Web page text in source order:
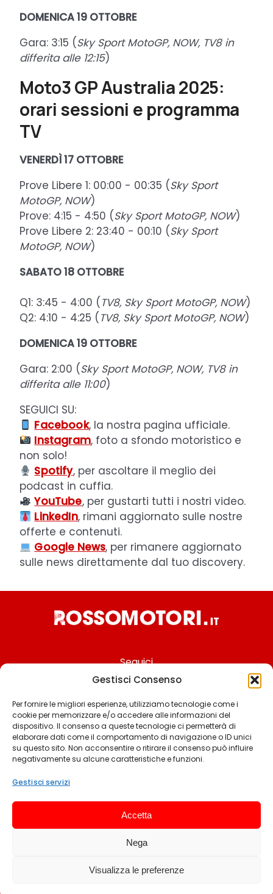
Gestisci Consenso
Per fornire le migliori esperienze, utilizziamo tecnologie come i
cookie per memorizzare e/o accedere alle informazioni del
dispositivo. Il consenso a queste tecnologie ci permetterà di
elaborare dati come il comportamento di navigazione o ID unici
su questo sito. Non acconsentire o ritirare il consenso può influire
negativamente su alcune caratteristiche e funzioni.
Gestisci servizi
Accetta
Nega
Visualizza le preferenze
DOMENICA19 OTTOBRE
Gara: 3:15 (Sky Sport MotoGP, NOW, TV8 in
differita alle 12:15)
Moto3 GP Australia 2025:
orari sessioni e programma
TV
VENERDÌ17 OTTOBRE
Prove Libere 1: 00:00 - 00:35 (Sky Sport
MotoGP, NOW)
Prove: 4:15 - 4:50 (Sky Sport MotoGP, NOW)
Prove Libere 2: 23:40 - 00:10 (Sky Sport
MotoGP, NOW)
SABATO18 OTTOBRE
Q1: 3:45 - 4:00 ( TV8, Sky Sport MotoGP, NOW)
Q2: 4:10 - 4:25 ( TV8, Sky Sport MotoGP, NOW)
DOMENICA19 OTTOBRE
Gara: 2:00 (Sky Sport MotoGP, NOW, TV8 in
differita alle 11:00)
SEGUICI SU:
Facebook, la nostra pagina ufficiale.
Instagram, foto a sfondo motoristico e
non solo!
Spotify, per ascoltare il meglio dei
podcast in cuffia.
YouTube, per gustarti tutti i nostri video.
LinkedIn, rimani aggiornato sulle nostre
offerte e contenuti.
Google News, per rimanere aggiornato
sulle news direttamente dal tuo discovery.
Seguici
Chi siamo
Contattaci
Termini & Condizioni
Privacy policy
© 2025 Rossomotori.it. Tutti i diritti riservati.